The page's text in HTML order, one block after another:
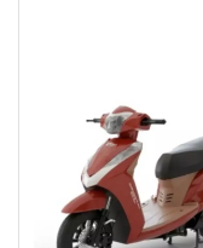
వ్యాపారం
స్టైల్